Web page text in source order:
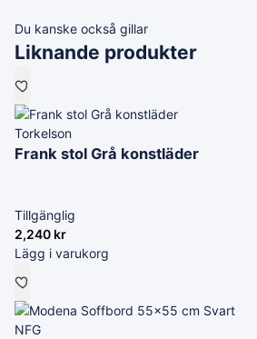
Du kanske också gillar
Liknande produkter
Torkelson
Frank stol Grå konstläder
Tillgänglig
2,240 kr
Lägg i varukorg
NFG